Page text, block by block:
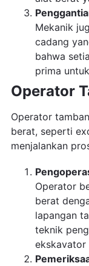
Mekanik
cadang
bahwa
prima
Operator
Operator
berat, seperti
menjalankan
Operator
berat
lapangan
teknik
ekskavator